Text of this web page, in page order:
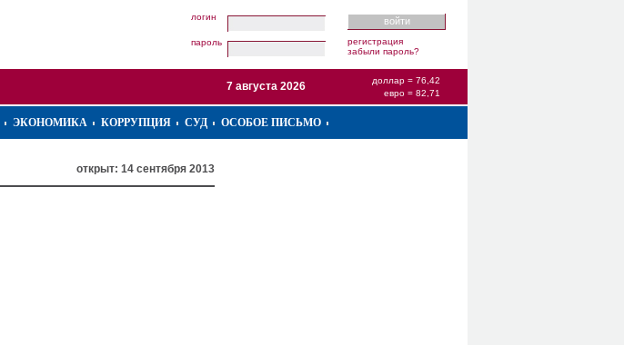
логин
пароль
регистрация
забыли пароль?
доллар = 76,42
евро = 82,71
7 августа 2026
ЭКОНОМИКА КОРРУПЦИЯ СУД ОСОБОЕ ПИСЬМО
открыт: 14 сентября 2013